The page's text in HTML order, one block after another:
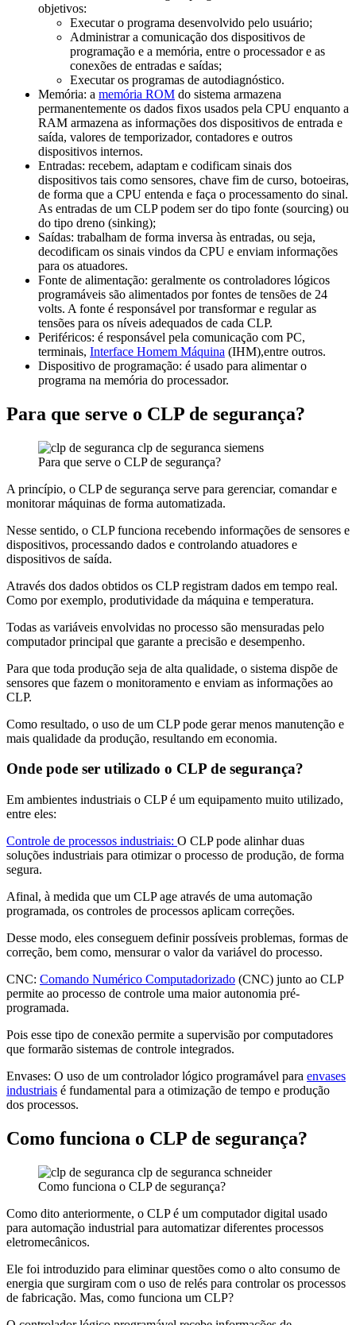
objetivos:
Executar o programa desenvolvido pelo usuário;
Administrar a comunicação dos dispositivos de
programação e a memória, entre o processador e as
conexões de entradas e saídas;
Executar os programas de autodiagnóstico.
Memória: a memória ROM do sistema armazena
permanentemente os dados fixos usados pela CPU enquanto a
RAM armazena as informações dos dispositivos de entrada e
saída, valores de temporizador, contadores e outros
dispositivos internos.
Entradas: recebem, adaptam e codificam sinais dos
dispositivos tais como sensores, chave fim de curso, botoeiras,
de forma que a CPU entenda e faça o processamento do sinal.
As entradas de um CLP podem ser do tipo fonte (sourcing) ou
do tipo dreno (sinking);
Saídas: trabalham de forma inversa às entradas, ou seja,
decodificam os sinais vindos da CPU e enviam informações
para os atuadores.
Fonte de alimentação: geralmente os controladores lógicos
programáveis são alimentados por fontes de tensões de 24
volts. A fonte é responsável por transformar e regular as
tensões para os níveis adequados de cada CLP.
Periféricos: é responsável pela comunicação com PC,
terminais, Interface Homem Máquina (IHM),entre outros.
Dispositivo de programação: é usado para alimentar o
programa na memória do processador.
Para que serve o CLP de segurança?
Para que serve o CLP de segurança?
A princípio, o CLP de segurança serve para gerenciar, comandar e
monitorar máquinas de forma automatizada.
Nesse sentido, o CLP funciona recebendo informações de sensores e
dispositivos, processando dados e controlando atuadores e
dispositivos de saída.
Através dos dados obtidos os CLP registram dados em tempo real.
Como por exemplo, produtividade da máquina e temperatura.
Todas as variáveis envolvidas no processo são mensuradas pelo
computador principal que garante a precisão e desempenho.
Para que toda produção seja de alta qualidade, o sistema dispõe de
sensores que fazem o monitoramento e enviam as informações ao
CLP.
Como resultado, o uso de um CLP pode gerar menos manutenção e
mais qualidade da produção, resultando em economia.
Onde pode ser utilizado o CLP de segurança?
Em ambientes industriais o CLP é um equipamento muito utilizado,
entre eles:
Controle de processos industriais: O CLP pode alinhar duas
soluções industriais para otimizar o processo de produção, de forma
segura.
Afinal, à medida que um CLP age através de uma automação
programada, os controles de processos aplicam correções.
Desse modo, eles conseguem definir possíveis problemas, formas de
correção, bem como, mensurar o valor da variável do processo.
CNC: Comando Numérico Computadorizado (CNC) junto ao CLP
permite ao processo de controle uma maior autonomia pré-
programada.
Pois esse tipo de conexão permite a supervisão por computadores
que formarão sistemas de controle integrados.
Envases: O uso de um controlador lógico programável para envases
industriais é fundamental para a otimização de tempo e produção
dos processos.
Como funciona o CLP de segurança?
Como funciona o CLP de segurança?
Como dito anteriormente, o CLP é um computador digital usado
para automação industrial para automatizar diferentes processos
eletromecânicos.
Ele foi introduzido para eliminar questões como o alto consumo de
energia que surgiram com o uso de relés para controlar os processos
de fabricação. Mas, como funciona um CLP?